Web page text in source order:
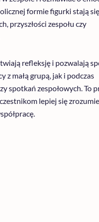
formie figurki stają się
przyszłości zespołu czy
refleksję i pozwalają
z małą grupą, jak i podczas
spotkań zespołowych. To
lepiej się